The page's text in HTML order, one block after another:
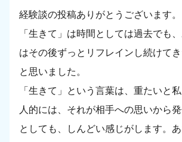
経験談の投稿ありがとうございます
「生きて」は時間としては過去でも
はその後ずっとリフレインし続けて
と思いました。
「生きて」という言葉は、重たいと
人的には、それが相手への思いから
としても、しんどい感じがします。